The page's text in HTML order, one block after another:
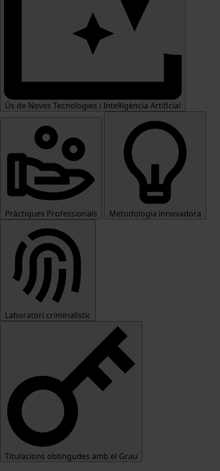
Ús de Noves Tecnologies i Intel·ligència Artificial
Pràctiques Professionals Metodologia innovadora
Laboratori criminalístic
Titulacions obtingudes amb el Grau